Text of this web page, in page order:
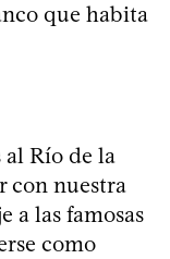
que habita
al Río de la
con nuestra
a las famosas
como